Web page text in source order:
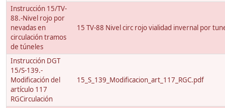
Instrucción 15/TV-
88.-Nivel rojo por
nevadas en
circulación tramos
de túneles
15 TV-88 Nivel circ rojo vialidad invernal por
Instrucción DGT
15/S-139.-
Modificación del
artículo 117
RGCirculación
15_S_139_Modificacion_art_117_RGC.pdf